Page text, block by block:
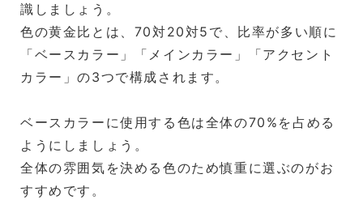
識しましょう。
色の黄金比とは、70対20対5で、比率が多い順に
「ベースカラー」「メインカラー」「アクセント
カラー」の3つで構成されます。
ベースカラーに使用する色は全体の70%を占める
ようにしましょう。
全体の雰囲気を決める色のため慎重に選ぶのがお
すすめです。